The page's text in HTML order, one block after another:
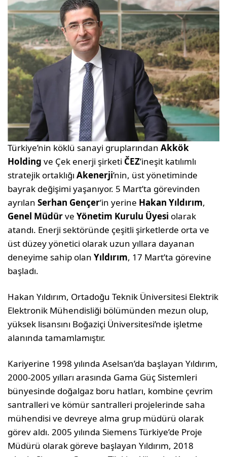
Türkiye’nin köklü sanayi gruplarındanAkkök
Holding ve Çek enerji şirketi ČEZ’ineşit katılımlı
stratejik ortaklığıAkenerji’nin, üst yönetiminde
bayrak değişimi yaşanıyor. 5 Mart’ta görevinden
ayrılanSerhan Gençer‘in yerine Hakan Yıldırım,
Genel MüdürveYönetim Kurulu Üyesi olarak
atandı. Enerji sektöründe çeşitli şirketlerde orta ve
üst düzey yönetici olarak uzun yıllara dayanan
deneyime sahip olanYıldırım, 17 Mart’ta görevine
başladı.
Hakan Yıldırım, Ortadoğu Teknik Üniversitesi Elektrik
Elektronik Mühendisliği bölümünden mezun olup,
yüksek lisansını Boğaziçi Üniversitesi’nde işletme
alanında tamamlamıştır.
Kariyerine 1998 yılında Aselsan’da başlayan Yıldırım,
2000-2005 yılları arasında Gama Güç Sistemleri
bünyesinde doğalgaz boru hatları, kombine çevrim
santralleri ve kömür santralleri projelerinde saha
mühendisi ve devreye alma grup müdürü olarak
görev aldı. 2005 yılında Siemens Türkiye’de Proje
Müdürü olarak göreve başlayan Yıldırım, 2018